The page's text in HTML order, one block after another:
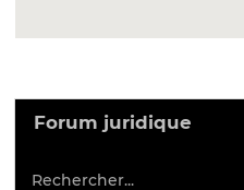
Forum juridique